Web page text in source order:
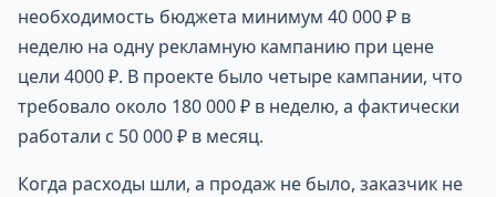
необходимость бюджета минимум 40 000 ₽ в
неделю на одну рекламную кампанию при цене
цели 4000 ₽. В проекте было четыре кампании, что
требовало около 180 000 ₽ в неделю, а фактически
работали с 50 000 ₽ в месяц.
Когда расходы шли, а продаж не было, заказчик не